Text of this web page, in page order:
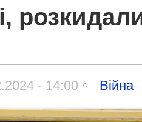
- 14:00 Війна